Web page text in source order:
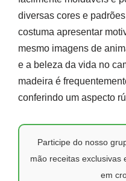
diversas cores e
costuma apresentar
mesmo imagens de
e a beleza da vida no
madeira é
conferindo um aspecto
Participe do nosso
mão receitas exclusivas
em